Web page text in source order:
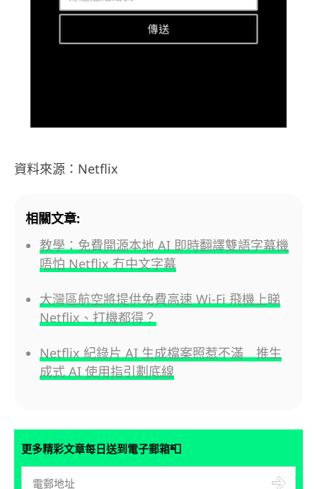
資料來源：Netflix
相關文章:
教學：免費開源本地 AI 即時翻譯雙語字幕機
唔怕 Netflix 冇中文字幕
大灣區航空將提供免費高速 Wi-Fi 飛機上睇
Netflix、打機都得？
Netflix 紀錄片 AI 生成檔案照惹不滿 推生
成式 AI 使用指引劃底線
更多精彩文章每日送到電子郵箱📮